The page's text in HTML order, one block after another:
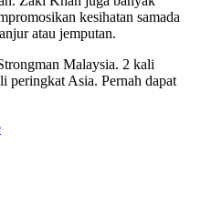
kesihatan samada
atau jemputan.
Malaysia. 2 kali
peringkat Asia. Pernah dapat